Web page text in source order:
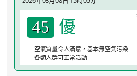
45 優
空氣質量令人滿意，基本無空氣污染
各類人群可正常活動